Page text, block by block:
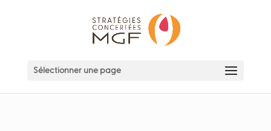
Sélectionner une page